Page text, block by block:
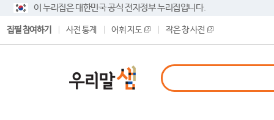
이 누리집은 대한민국 공식 전자정부 누리집입니다.
집필 참여하기 사전 통계 어휘 지도 작은 창 사전